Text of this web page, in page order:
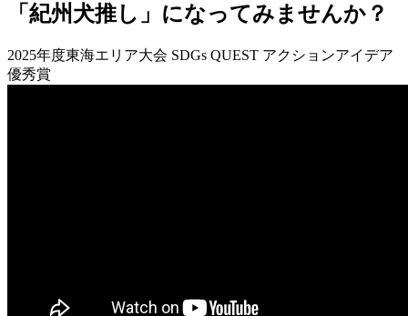
「紀州犬推し」になってみませんか？
2025年度東海エリア大会 SDGs QUEST アクションアイデア
優秀賞